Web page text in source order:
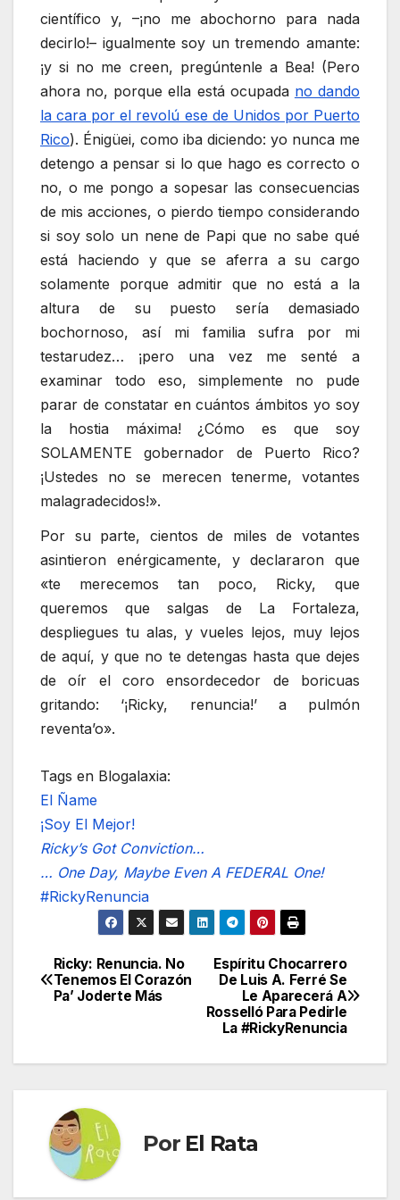
científico y, –¡no me abochorno para nada
decirlo!– igualmente soy un tremendo amante:
¡y si no me creen, pregúntenle a Bea! (Pero
ahora no, porque ella está ocupada no dando
la cara por el revolú ese de Unidos por Puerto
Rico). Énigüei, como iba diciendo: yo nunca me
detengo a pensar si lo que hago es correcto o
no, o me pongo a sopesar las consecuencias
de mis acciones, o pierdo tiempo considerando
si soy solo un nene de Papi que no sabe qué
está haciendo y que se aferra a su cargo
solamente porque admitir que no está a la
altura de su puesto sería demasiado
bochornoso, así mi familia sufra por mi
testarudez… ¡pero una vez me senté a
examinar todo eso, simplemente no pude
parar de constatar en cuántos ámbitos yo soy
la hostia máxima! ¿Cómo es que soy
SOLAMENTE gobernador de Puerto Rico?
¡Ustedes no se merecen tenerme, votantes
malagradecidos!».
Por su parte, cientos de miles de votantes
asintieron enérgicamente, y declararon que
«te merecemos tan poco, Ricky, que
queremos que salgas de La Fortaleza,
despliegues tu alas, y vueles lejos, muy lejos
de aquí, y que no te detengas hasta que dejes
de oír el coro ensordecedor de boricuas
gritando: ‘¡Ricky, renuncia!’ a pulmón
reventa’o».
Tags en Blogalaxia:
El Ñame
¡Soy El Mejor!
Ricky’s Got Conviction…
… One Day, Maybe Even A FEDERAL One!
#RickyRenuncia
Navegación
de
Espíritu Chocarrero
De Luis A. Ferré Se
Le Aparecerá A
Rosselló Para Pedirle
La #RickyRenuncia
Ricky: Renuncia. No
Tenemos El Corazón
Pa’ Joderte Más
Por El Rata